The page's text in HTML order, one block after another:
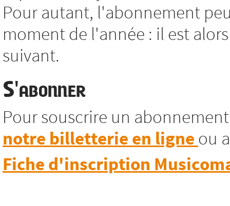
Pour autant, l'abonnement
moment de l'année : il est
suivant.
S'abonner
Pour souscrire un
notre billetterie en ligne ou
Fiche d'inscription